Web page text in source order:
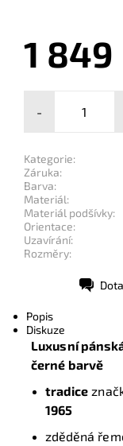
1 849
-
Kategorie:
Záruka:
Barva:
Materiál:
Materiál podšívky:
Orientace:
Uzavírání:
Rozměry:
Popis
Diskuze
Luxusní
černé barvě
tradice
1965
zděděná